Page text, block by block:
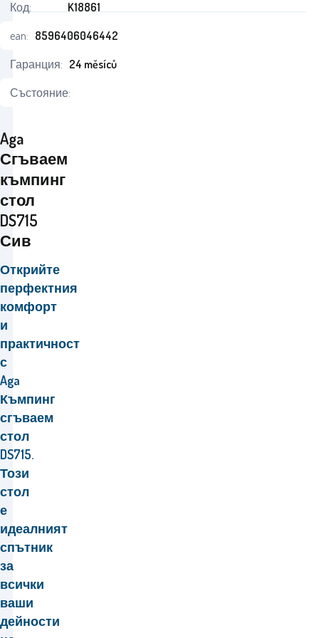
Aga
Сгъваем
къмпинг
стол
DS715
Сив
Открийте
перфектния
комфорт
и
практичност
с
Aga
Къмпинг
сгъваем
стол
DS715.
Този
стол
е
идеалният
спътник
за
всички
ваши
дейности
Код:
K18861
ean: 8596406046442
Гаранция: 24 měsíců
Състояние: